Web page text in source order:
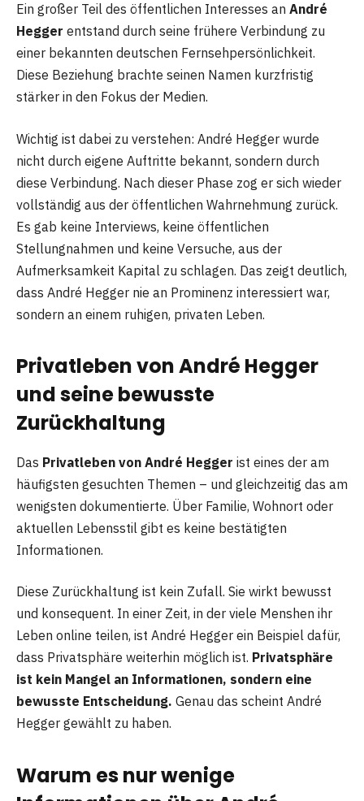
Ein großer Teil des öffentlichen Interesses an André
Hegger entstand durch seine frühere Verbindung zu
einer bekannten deutschen Fernsehpersönlichkeit.
Diese Beziehung brachte seinen Namen kurzfristig
stärker in den Fokus der Medien.
Wichtig ist dabei zu verstehen: André Hegger wurde
nicht durch eigene Auftritte bekannt, sondern durch
diese Verbindung. Nach dieser Phase zog er sich wieder
vollständig aus der öffentlichen Wahrnehmung zurück.
Es gab keine Interviews, keine öffentlichen
Stellungnahmen und keine Versuche, aus der
Aufmerksamkeit Kapital zu schlagen. Das zeigt deutlich,
dass André Hegger nie an Prominenz interessiert war,
sondern an einem ruhigen, privaten Leben.
Privatleben von André Hegger
und seine bewusste
Zurückhaltung
Das Privatleben von André Hegger ist eines der am
häufigsten gesuchten Themen – und gleichzeitig das am
wenigsten dokumentierte. Über Familie, Wohnort oder
aktuellen Lebensstil gibt es keine bestätigten
Informationen.
Diese Zurückhaltung ist kein Zufall. Sie wirkt bewusst
und konsequent. In einer Zeit, in der viele Menshen ihr
Leben online teilen, ist André Hegger ein Beispiel dafür,
dass Privatsphäre weiterhin möglich ist. Privatsphäre
ist kein Mangel an Informationen, sondern eine
bewusste Entscheidung. Genau das scheint André
Hegger gewählt zu haben.
Warum es nur wenige